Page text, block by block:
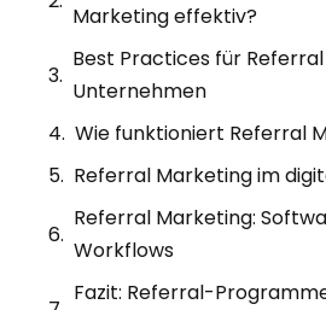
Marketing effektiv?
Best Practices für
Unternehmen
Wie funktioniert Referral
Referral Marketing im
Referral Marketing:
Workflows
Fazit: Referral-